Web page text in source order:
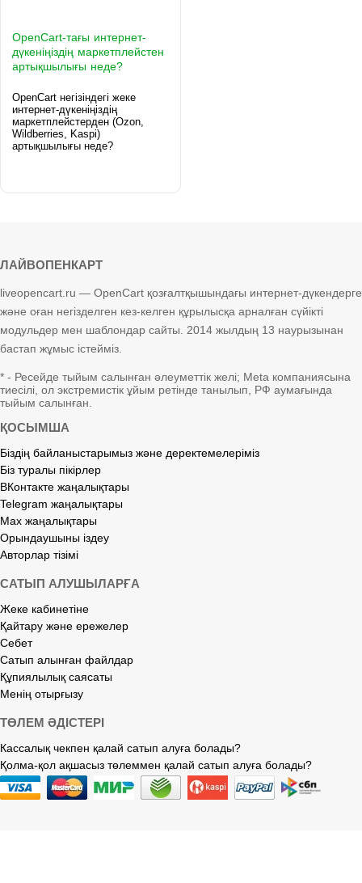
OpenCart-тағы интернет-
дүкеніңіздің маркетплейстен
артықшылығы неде?
OpenCart негізіндегі жеке
интернет-дүкеніңіздің
маркетплейстерден (Ozon,
Wildberries, Kaspi)
артықшылығы неде?
ЛАЙВОПЕНКАРТ
liveopencart.ru — OpenCart қозғалтқышындағы интернет-дүкендерге
және оған негізделген кез-келген құрылысқа арналған сүйікті
модульдер мен шаблондар сайты. 2014 жылдың 13 наурызынан
бастап жұмыс істейміз.
* - Ресейде тыйым салынған әлеуметтік желі; Meta компаниясына
тиесілі, ол экстремистік ұйым ретінде танылып, РФ аумағында
тыйым салынған.
ҚОСЫМША
Біздің байланыстарымыз және деректемелеріміз
Біз туралы пікірлер
ВКонтакте жаңалықтары
Telegram жаңалықтары
Max жаңалықтары
Орындаушыны іздеу
Авторлар тізімі
САТЫП АЛУШЫЛАРҒА
Жеке кабинетіне
Қайтару және ережелер
Себет
Сатып алынған файлдар
Құпиялылық саясаты
Менің отырғызу
ТӨЛЕМ ӘДІСТЕРІ
Кассалық чекпен қалай сатып алуға болады?
Қолма-қол ақшасыз төлеммен қалай сатып алуға болады?